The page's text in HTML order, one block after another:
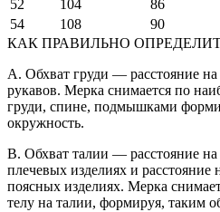
52
104 86
54
108 90
КАК ПРАВИЛЬНО
A. Обхват груди — расстояние
рукавов. Мерка снимается по
груди, спине, подмышками
окружность.
B. Обхват талии — расстояние
плечевых изделиях и расстояние
поясных изделиях. Мерка
телу на талии, формируя, таким